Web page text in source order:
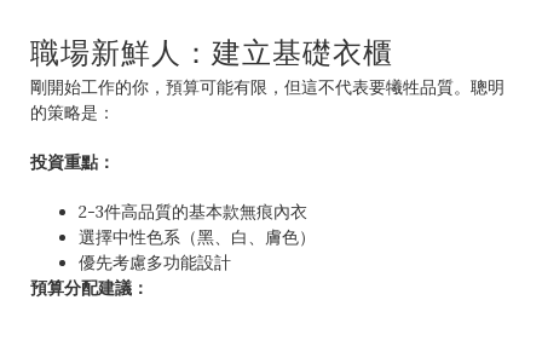
職場新鮮人：建立基礎衣櫃
剛開始工作的你，預算可能有限，但這不代表要犧牲品質。聰明
的策略是：
投資重點：
2-3件高品質的基本款無痕內衣
選擇中性色系（黑、白、膚色）
優先考慮多功能設計
預算分配建議：